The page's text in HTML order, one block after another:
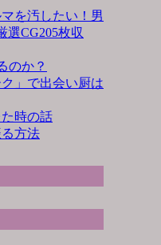
を汚したい！男
選CG205枚収
のか？
」で出会い厨は
時の話
方法